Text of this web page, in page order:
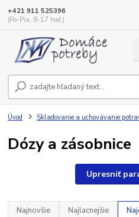
+421 911 525396
(Po-Pia, 8-17 hod.)
Úvod Skladovanie a uchovávanie
Dózy a zásobnice
Upresniť
Najnovšie Najlacnejšie